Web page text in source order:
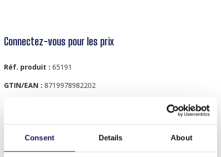
Consent Details About
Connectez-vous pour les prix
Réf. produit : 65191
GTIN/EAN : 8719978982202
Description
J-E4.2 N301-038S S. Steel Necklaces 39-44cm - 6pcs